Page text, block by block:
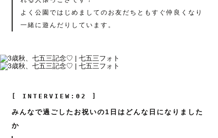
よく公園ではじめましてのお友だちともすぐ仲良くなり
一緒に遊んだりしています。
[ INTERVIEW:02 ]
みんなで過ごしたお祝いの1日はどんな日になりました
か